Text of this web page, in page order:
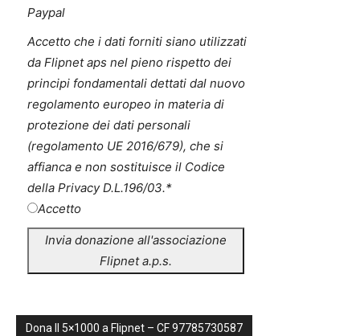
Paypal
Accetto che i dati forniti siano utilizzati
da Flipnet aps nel pieno rispetto dei
principi fondamentali dettati dal nuovo
regolamento europeo in materia di
protezione dei dati personali
(regolamento UE 2016/679), che si
affianca e non sostituisce il Codice
della Privacy D.L.196/03.*
Accetto
Invia donazione all'associazione
Flipnet a.p.s.
Dona Il 5×1000 a Flipnet – CF 97785730587